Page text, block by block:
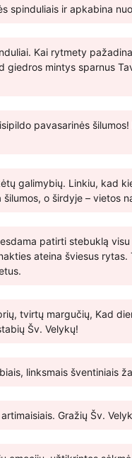
spinduliais ir apkabina
Kai rytmety
mintys sparnus
pavasarinės
galimybių. Linkiu, kad
o širdyje – vietos
patirti stebuklą
ateina šviesus rytas.
tvirtų margučių, Kad
Šv. Velykų!
linksmais šventiniais
Gražių Šv.